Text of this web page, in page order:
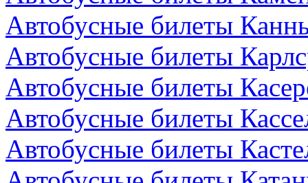
Автобусные билеты
Автобусные билеты
Автобусные билеты
Автобусные билеты
Автобусные билеты